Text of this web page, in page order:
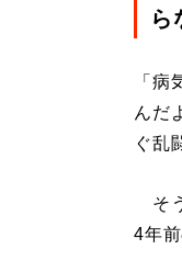
ら
「
んだ
ぐ乱
そ
4年前